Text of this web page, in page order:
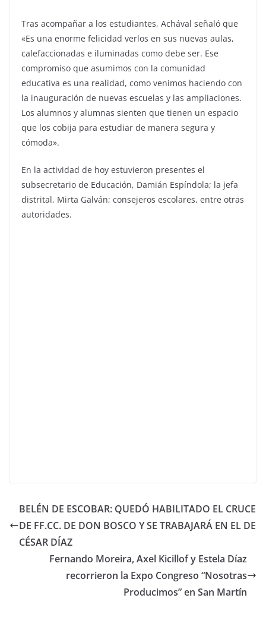
Tras acompañar a los estudiantes, Achával señaló que
«Es una enorme felicidad verlos en sus nuevas aulas,
calefaccionadas e iluminadas como debe ser. Ese
compromiso que asumimos con la comunidad
educativa es una realidad, como venimos haciendo con
la inauguración de nuevas escuelas y las ampliaciones.
Los alumnos y alumnas sienten que tienen un espacio
que los cobija para estudiar de manera segura y
cómoda».
En la actividad de hoy estuvieron presentes el
subsecretario de Educación, Damián Espíndola; la jefa
distrital, Mirta Galván; consejeros escolares, entre otras
autoridades.
BELÉN DE ESCOBAR: QUEDÓ HABILITADO EL CRUCE
DE FF.CC. DE DON BOSCO Y SE TRABAJARÁ EN EL DE
CÉSAR DÍAZ
Fernando Moreira, Axel Kicillof y Estela Díaz
recorrieron la Expo Congreso “Nosotras
Producimos” en San Martín